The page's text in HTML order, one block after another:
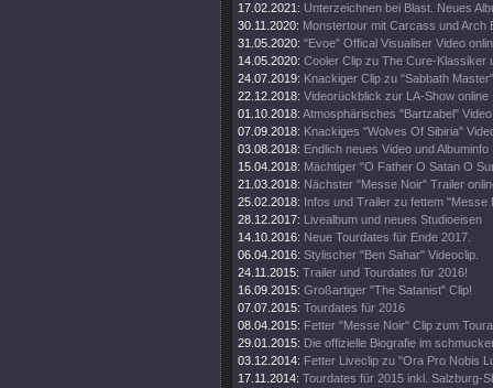
17.02.2021: Unterzeichnen bei Blast. Neues
30.11.2020: Monstertour mit Carcass und Arch
31.05.2020: "Evoe" Offical Visualiser Video
14.05.2020: Cooler Clip zu The Cure-Klassiker
24.07.2019: Knackiger Clip zu "Sabbath Master"
22.12.2018: Videorückblick zur LA-Show online
01.10.2018: Atmosphärisches "Bartzabel" Video
07.09.2018: Knackiges "Wolves Of Sibiria"
03.08.2018: Endlich neues Video und Albuminfo
15.04.2018: Mächtiger "O Father O Satan O
21.03.2018: Nächster "Messe Noir" Trailer
25.02.2018: Infos und Trailer zu fettem "Messe
28.12.2017: Livealbum und neues Studioeisen
14.10.2016: Neue Tourdates für Ende 2017.
06.04.2016: Stylischer "Ben Sahar" Videoclip.
24.11.2015: Trailer und Tourdates für 2016!
16.09.2015: Großartiger "The Satanist" Clip!
07.07.2015: Tourdates für 2016
08.04.2015: Fetter "Messe Noir" Clip zum
29.01.2015: Die offizielle Biografie im
03.12.2014: Fetter Liveclip zu "Ora Pro Nobis
17.11.2014: Tourdates für 2015 inkl. Salzburg-